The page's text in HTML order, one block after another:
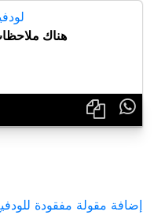
هناك

إضافة مقولة مفقودة